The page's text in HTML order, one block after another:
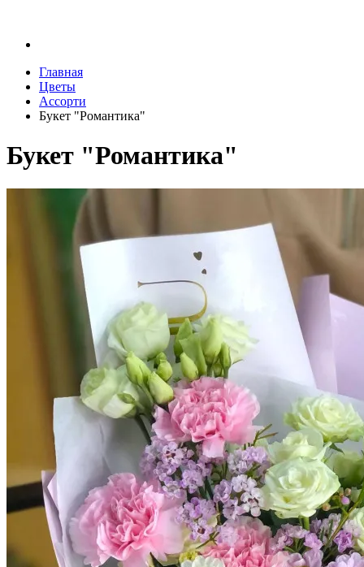
Главная
Цветы
Ассорти
Букет "Романтика"
Букет "Романтика"